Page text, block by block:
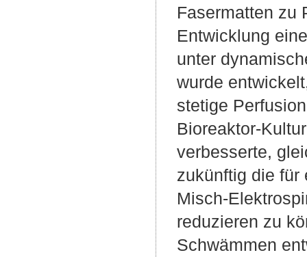
Fasermatten zu
Entwicklung
unter
wurde
stetige
Bioreaktor-
verbesserte,
zukünftig die für
Misch-
reduzieren zu
Schwämmen